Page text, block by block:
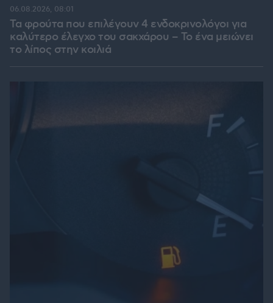
Τα φρούτα που επιλέγουν 4 ενδοκρινολόγοι για
καλύτερο έλεγχο του σακχάρου – Το ένα μειώνει
το λίπος στην κοιλιά
06.08.2026, 08:01